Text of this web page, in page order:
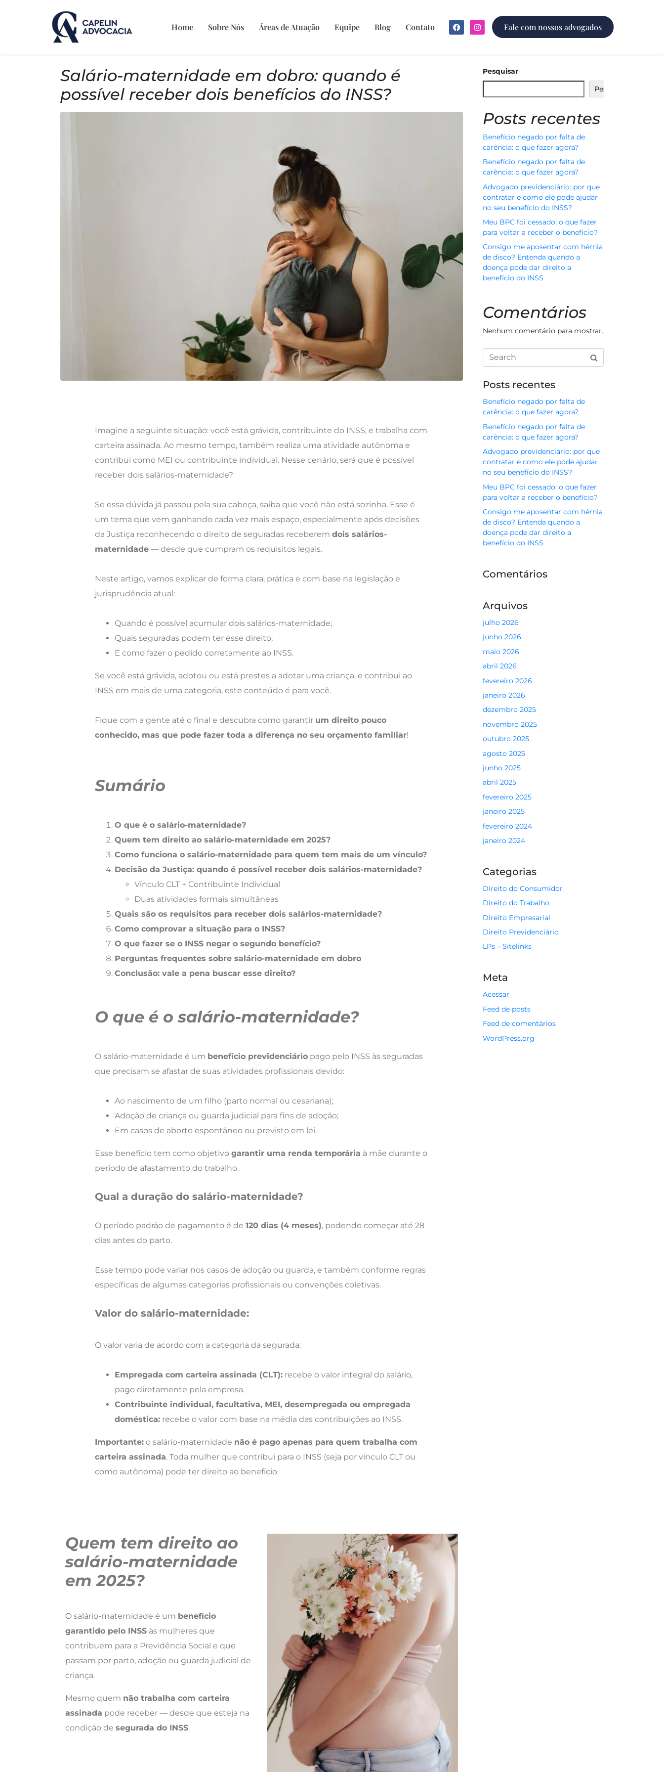
Home Sobre Nós Áreas de Atuação Equipe Blog Contato Fale com nossos advogados
Salário-maternidade em dobro: quando é
possível receber dois benefícios do INSS?
Imagine a seguinte situação: você está grávida, contribuinte do INSS, e trabalha com
carteira assinada. Ao mesmo tempo, também realiza uma atividade autônoma e
contribui como MEI ou contribuinte individual. Nesse cenário, será que é possível
receber dois salários-maternidade?
Se essa dúvida já passou pela sua cabeça, saiba que você não está sozinha. Esse é
um tema que vem ganhando cada vez mais espaço, especialmente após decisões
da Justiça reconhecendo o direito de seguradas receberem dois salários-
maternidade — desde que cumpram os requisitos legais.
Neste artigo, vamos explicar de forma clara, prática e com base na legislação e
jurisprudência atual:
Quando é possível acumular dois salários-maternidade;
Quais seguradas podem ter esse direito;
E como fazer o pedido corretamente ao INSS.
Se você está grávida, adotou ou está prestes a adotar uma criança, e contribui ao
INSS em mais de uma categoria, este conteúdo é para você.
Fique com a gente até o final e descubra como garantir um direito pouco
conhecido, mas que pode fazer toda a diferença no seu orçamento familiar!
Sumário
O que é o salário-maternidade?
Quem tem direito ao salário-maternidade em 2025?
Como funciona o salário-maternidade para quem tem mais de um vínculo?
Decisão da Justiça: quando é possível receber dois salários-maternidade?
Vínculo CLT + Contribuinte Individual
Duas atividades formais simultâneas
Quais são os requisitos para receber dois salários-maternidade?
Como comprovar a situação para o INSS?
O que fazer se o INSS negar o segundo benefício?
Perguntas frequentes sobre salário-maternidade em dobro
Conclusão: vale a pena buscar esse direito?
O que é o salário-maternidade?
O salário-maternidade é um benefício previdenciário pago pelo INSS às seguradas
que precisam se afastar de suas atividades profissionais devido:
Ao nascimento de um filho (parto normal ou cesariana);
Adoção de criança ou guarda judicial para fins de adoção;
Em casos de aborto espontâneo ou previsto em lei.
Esse benefício tem como objetivo garantir uma renda temporária à mãe durante o
período de afastamento do trabalho.
Qual a duração do salário-maternidade?
O período padrão de pagamento é de 120 dias (4 meses), podendo começar até 28
dias antes do parto.
Esse tempo pode variar nos casos de adoção ou guarda, e também conforme regras
específicas de algumas categorias profissionais ou convenções coletivas.
Valor do salário-maternidade:
O valor varia de acordo com a categoria da segurada:
Empregada com carteira assinada (CLT): recebe o valor integral do salário,
pago diretamente pela empresa.
Contribuinte individual, facultativa, MEI, desempregada ou empregada
doméstica: recebe o valor com base na média das contribuições ao INSS.
Importante: o salário-maternidade não é pago apenas para quem trabalha com
carteira assinada. Toda mulher que contribui para o INSS (seja por vínculo CLT ou
como autônoma) pode ter direito ao benefício.
Quem tem direito ao
salário-maternidade
em 2025?
O salário-maternidade é um benefício
garantido pelo INSS às mulheres que
contribuem para a Previdência Social e que
passam por parto, adoção ou guarda judicial de
criança.
Mesmo quem não trabalha com carteira
assinada pode receber — desde que esteja na
condição de segurada do INSS.
Pesquisar
Pesquisar
Posts recentes
Benefício negado por falta de
carência: o que fazer agora?
Benefício negado por falta de
carência: o que fazer agora?
Advogado previdenciário: por que
contratar e como ele pode ajudar
no seu benefício do INSS?
Meu BPC foi cessado: o que fazer
para voltar a receber o benefício?
Consigo me aposentar com hérnia
de disco? Entenda quando a
doença pode dar direito a
benefício do INSS
Comentários
Nenhum comentário para mostrar.
Posts recentes
Benefício negado por falta de
carência: o que fazer agora?
Benefício negado por falta de
carência: o que fazer agora?
Advogado previdenciário: por que
contratar e como ele pode ajudar
no seu benefício do INSS?
Meu BPC foi cessado: o que fazer
para voltar a receber o benefício?
Consigo me aposentar com hérnia
de disco? Entenda quando a
doença pode dar direito a
benefício do INSS
Comentários
Arquivos
julho 2026
junho 2026
maio 2026
abril 2026
fevereiro 2026
janeiro 2026
dezembro 2025
novembro 2025
outubro 2025
agosto 2025
junho 2025
abril 2025
fevereiro 2025
janeiro 2025
fevereiro 2024
janeiro 2024
Categorias
Direito do Consumidor
Direito do Trabalho
Direito Empresarial
Direito Previdenciário
LPs – Sitelinks
Meta
Acessar
Feed de posts
Feed de comentários
WordPress.org